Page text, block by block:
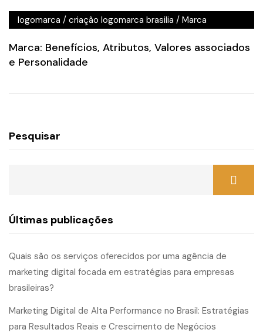
logomarca / criação logomarca brasilia / Marca
Marca: Benefícios, Atributos, Valores associados
e Personalidade
Pesquisar
Últimas publicações
Quais são os serviços oferecidos por uma agência de
marketing digital focada em estratégias para empresas
brasileiras?
Marketing Digital de Alta Performance no Brasil: Estratégias
para Resultados Reais e Crescimento de Negócios